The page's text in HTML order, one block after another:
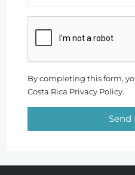
By completing this form,
Costa Rica Privacy Policy.
Send